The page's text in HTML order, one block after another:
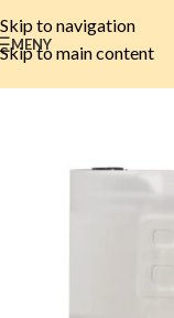
Skip to navigation
Skip to main content
MENY